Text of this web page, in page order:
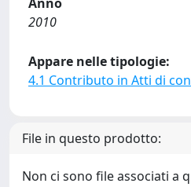
2010
Appare nelle tipologie:
4.1 Contributo in Atti di
File in questo prodotto:
Non ci sono file associati a